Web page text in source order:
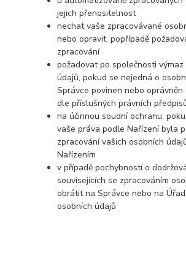
jejich přenositelnost
nechat vaše zpracovávané
nebo opravit, popřípadě
zpracování
požadovat po společnosti
údajů, pokud se nejedná o
Správce povinen nebo
dle příslušných právních
na účinnou soudní ochranu,
vaše práva podle Nařízení byla
zpracování vašich osobních
Nařízením
v případě pochybností o
souvisejících se zpracováním
obrátit na Správce nebo na
osobních údajů